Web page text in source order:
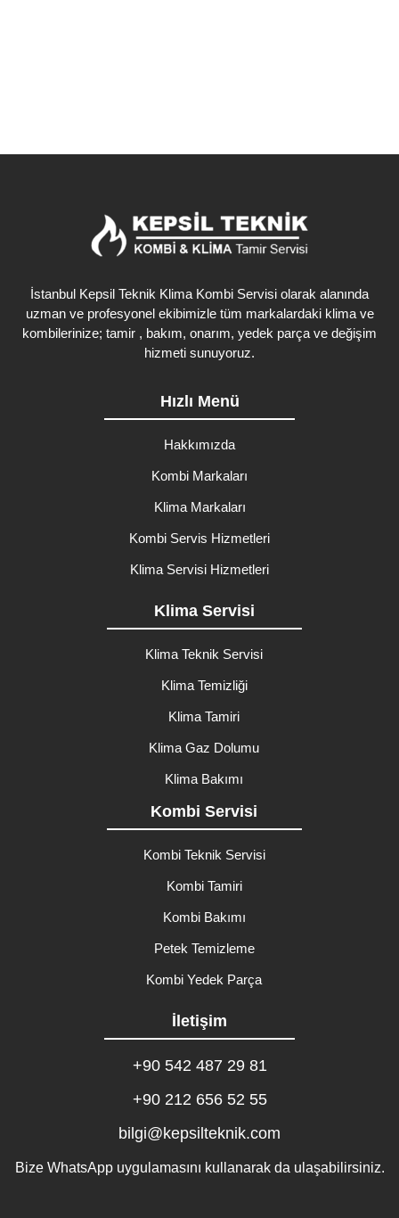
İstanbul Kepsil Teknik Klima Kombi Servisi olarak alanında
uzman ve profesyonel ekibimizle tüm markalardaki klima ve
kombilerinize; tamir , bakım, onarım, yedek parça ve değişim
hizmeti sunuyoruz.
Hızlı Menü
Hakkımızda
Kombi Markaları
Klima Markaları
Kombi Servis Hizmetleri
Klima Servisi Hizmetleri
Klima Servisi
Klima Teknik Servisi
Klima Temizliği
Klima Tamiri
Klima Gaz Dolumu
Klima Bakımı
Kombi Servisi
Kombi Teknik Servisi
Kombi Tamiri
Kombi Bakımı
Petek Temizleme
Kombi Yedek Parça
İletişim
+90 542 487 29 81
+90 212 656 52 55
bilgi@kepsilteknik.com
Bize WhatsApp uygulamasını kullanarak da ulaşabilirsiniz.